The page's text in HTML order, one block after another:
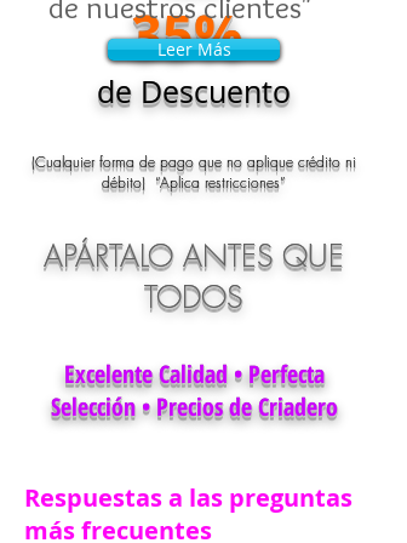
35%
de Descuento
(Cualquier forma de pago que no aplique crédito ni
débito) “Aplica restricciones”
APÁRTALO ANTES QUE
TODOS
Excelente Calidad • Perfecta
Selección • Precios de Criadero
Respuestas a las preguntas
más frecuentes
Leer Más
Leer Más